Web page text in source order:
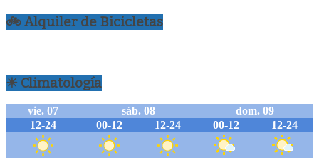
🚲 Alquiler de Bicicletas
☀ Climatología